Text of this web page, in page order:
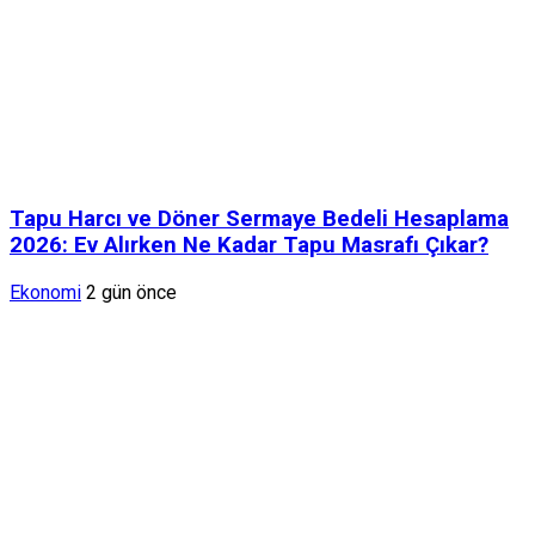
Tapu Harcı ve Döner Sermaye Bedeli Hesaplama
2026: Ev Alırken Ne Kadar Tapu Masrafı Çıkar?
Ekonomi 2 gün önce